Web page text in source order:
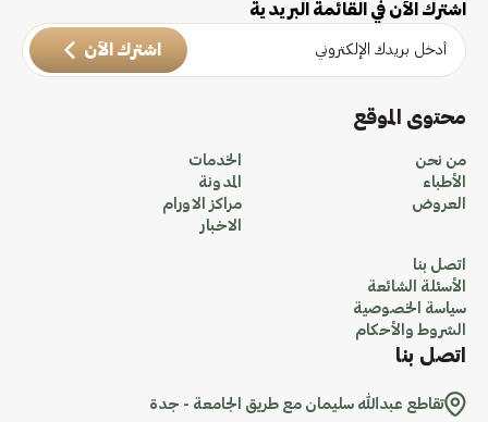
اشترك الآن في القائمة البريدية
اشترك الآن
محتوى الموقع
من نحن
الأطباء
العروض
الخدمات
المدونة
مراكز الاورام
الاخبار
اتصل بنا
الأسئلة الشائعة
سياسة الخصوصية
الشروط والأحكام
اتصل بنا
تقاطع عبدالله سليمان مع طريق الجامعة - جدة